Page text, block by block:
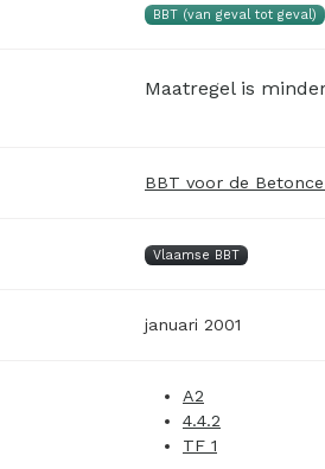
BBT (van geval tot geval)
Maatregel is
BBT voor de
Vlaamse BBT
januari 2001
A2
4.4.2
TF 1